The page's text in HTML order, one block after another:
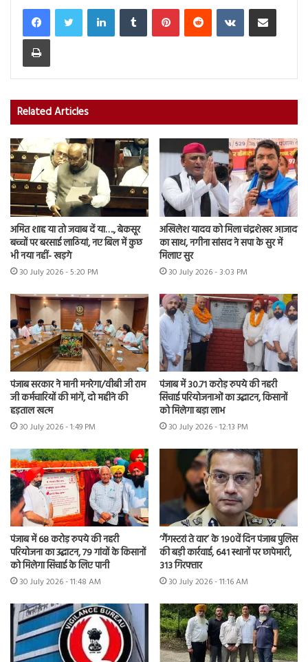
LinkedInTumblr PinterestReddit VKontakteShare via Email
Print
Related Articles
अमित शाह या तो जवाब दें या…., बेकसूर
बच्चों पर बरसाई लाठियां, नए बिल में कुछ
भी नया नहीं- खड़गे
30 July 2026 - 5:20 PM
अखिलेश यादव को मिला चंद्रशेखर आजाद
का साथ, नगीना सांसद ने सपा के सुर में
मिलाए सुर
30 July 2026 - 3:03 PM
पंजाब सरकार ने मानी मनरेगा/वीबी जी राम
जी कर्मचारियों की मांगें, दो महीने की
हड़ताल खत्म
30 July 2026 - 1:49 PM
पंजाब में 30.71 करोड़ रुपये की नहरी
सिंचाई परियोजनाओं का उद्घाटन, किसानों
को मिलेगा बड़ा लाभ
30 July 2026 - 12:13 PM
पंजाब में 68 करोड़ रुपये की नहरी
परियोजना का उद्घाटन, 79 गांवों के किसानों
को मिलेगा सिंचाई के लिए पानी
30 July 2026 - 11:48 AM
‘गैंगस्टरां ते वार’ के 190वें दिन पंजाब पुलिस
की बड़ी कार्रवाई, 641 स्थानों पर छापेमारी,
313 गिरफ्तार
30 July 2026 - 11:16 AM